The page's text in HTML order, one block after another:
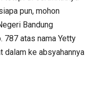
pun, mohon
Bandung
787 atas nama Yetty
dalam ke absyahannya